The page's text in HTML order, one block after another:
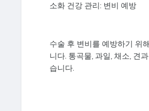
소화 건강 관리: 변비 예방
수술 후 변비를 예방하기 위
니다. 통곡물, 과일, 채소, 견
습니다.